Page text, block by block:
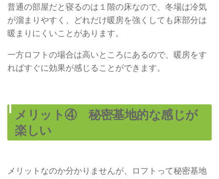
普通の部屋だと寝るのは１階の床なので、冬場は冷気
が溜まりやすく、どれだけ暖房を強くしても床部分は
暖まりにくいことがあります。
一方ロフトの場合は高いところにあるので、暖房をす
ればすぐに効果が感じることができます。
メリット④ 秘密基地的な感じが
楽しい
メリットなのか分かりませんが、ロフトって秘密基地